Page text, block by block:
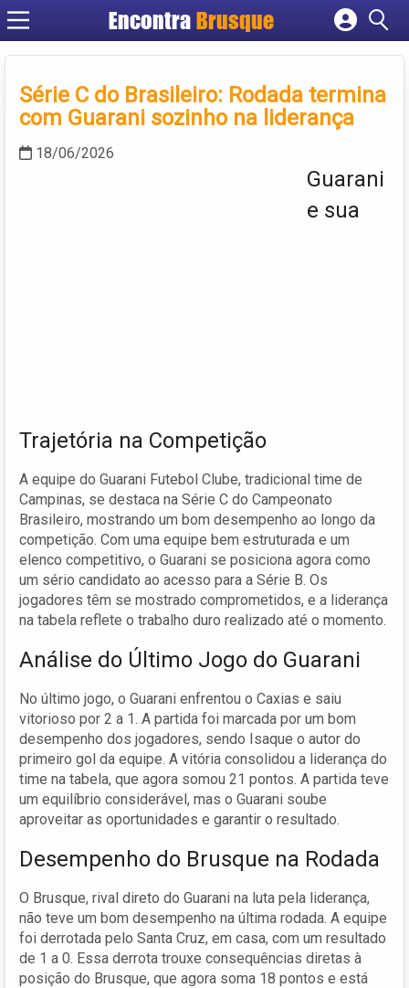
EncontraBrusque
Cadastrar empresa
Criar conta
Série C do Brasileiro: Rodada termina
com Guarani sozinho na liderança
18/06/2026
Guarani
e sua
Trajetória na Competição
A equipe do Guarani Futebol Clube, tradicional time de
Campinas, se destaca na Série C do Campeonato
Brasileiro, mostrando um bom desempenho ao longo da
competição. Com uma equipe bem estruturada e um
elenco competitivo, o Guarani se posiciona agora como
um sério candidato ao acesso para a Série B. Os
jogadores têm se mostrado comprometidos, e a liderança
na tabela reflete o trabalho duro realizado até o momento.
Análise do Último Jogo do Guarani
No último jogo, o Guarani enfrentou o Caxias e saiu
vitorioso por 2 a 1. A partida foi marcada por um bom
desempenho dos jogadores, sendo Isaque o autor do
primeiro gol da equipe. A vitória consolidou a liderança do
time na tabela, que agora somou 21 pontos. A partida teve
um equilíbrio considerável, mas o Guarani soube
aproveitar as oportunidades e garantir o resultado.
Desempenho do Brusque na Rodada
O Brusque, rival direto do Guarani na luta pela liderança,
não teve um bom desempenho na última rodada. A equipe
foi derrotada pelo Santa Cruz, em casa, com um resultado
de 1 a 0. Essa derrota trouxe consequências diretas à
posição do Brusque, que agora soma 18 pontos e está